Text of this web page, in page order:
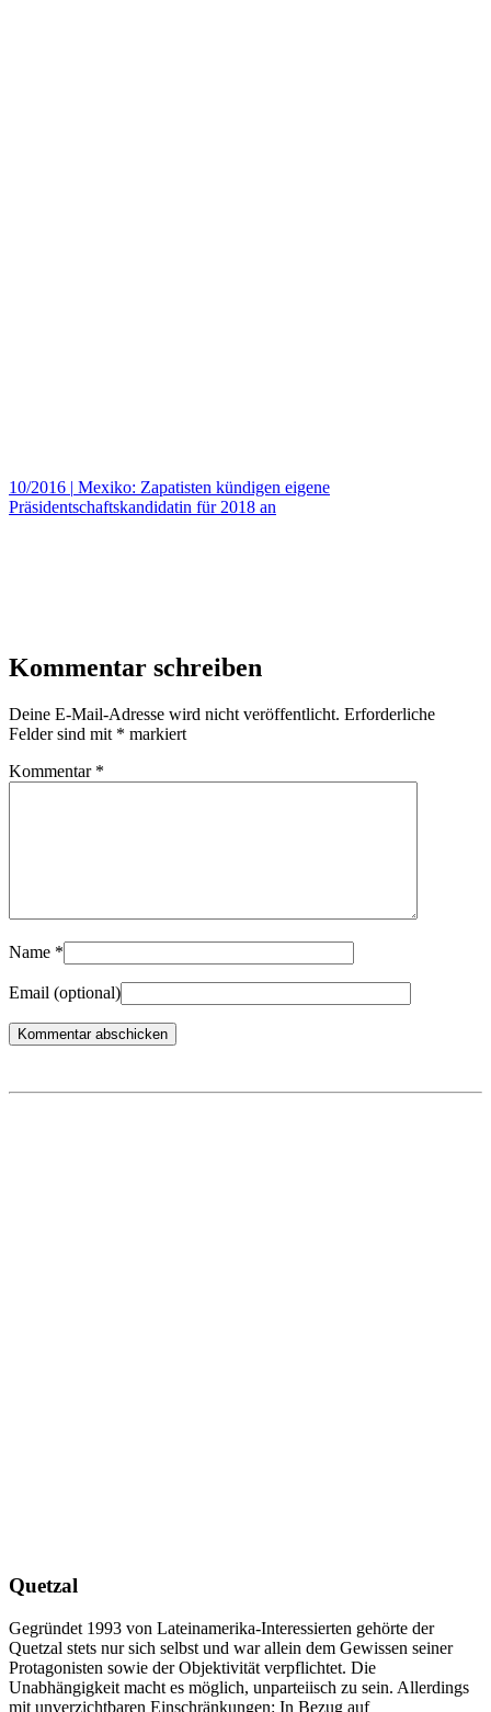
10/2016 | Mexiko: Zapatisten kündigen eigene
Präsidentschaftskandidatin für 2018 an
Kommentar schreiben
Deine E-Mail-Adresse wird nicht veröffentlicht. Erforderliche
Felder sind mit * markiert
Kommentar *
Name *
Email (optional)
Quetzal
Gegründet 1993 von Lateinamerika-Interessierten gehörte der
Quetzal stets nur sich selbst und war allein dem Gewissen seiner
Protagonisten sowie der Objektivität verpflichtet. Die
Unabhängigkeit macht es möglich, unparteiisch zu sein. Allerdings
mit unverzichtbaren Einschränkungen: In Bezug auf